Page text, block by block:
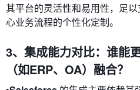
其平台的灵活性和易用性，足
心业务流程的个性化定制。
3、集成能力对比：谁能
（如ERP、OA）融合？